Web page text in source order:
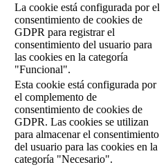
La cookie está configurada por el
consentimiento de cookies de
GDPR para registrar el
consentimiento del usuario para
las cookies en la categoría
"Funcional".
Esta cookie está configurada por
el complemento de
consentimiento de cookies de
GDPR. Las cookies se utilizan
para almacenar el consentimiento
del usuario para las cookies en la
categoría "Necesario".